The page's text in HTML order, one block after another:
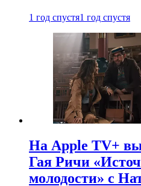
1 год спустя1 год спустя
На Apple TV+
Гая Ричи
молодости» с